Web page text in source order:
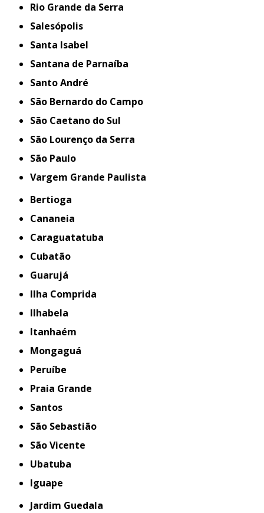
Rio Grande da Serra
Salesópolis
Santa Isabel
Santana de Parnaíba
Santo André
São Bernardo do Campo
São Caetano do Sul
São Lourenço da Serra
São Paulo
Vargem Grande Paulista
Bertioga
Cananeia
Caraguatatuba
Cubatão
Guarujá
Ilha Comprida
Ilhabela
Itanhaém
Mongaguá
Peruíbe
Praia Grande
Santos
São Sebastião
São Vicente
Ubatuba
iguape
Jardim Guedala